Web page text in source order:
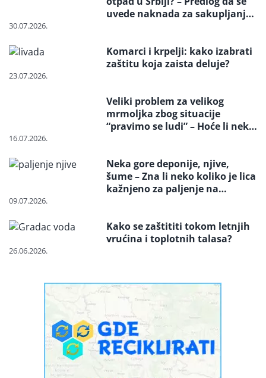
uvede naknada za sakupljanje i
30.07.2026.
Komarci i krpelji: kako izabrati
zaštitu koja zaista deluje?
23.07.2026.
Veliki problem za velikog
mrmoljka zbog situacije
“pravimo se ludi” – Hoće li neko
16.07.2026.
Neka gore deponije, njive,
šume – Zna li neko koliko je lica
kažnjeno za paljenje na
09.07.2026.
Kako se zaštititi tokom letnjih
vrućina i toplotnih talasa?
26.06.2026.